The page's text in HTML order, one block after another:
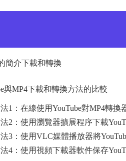
簡介下載和轉換
與MP4下載和轉換方法的比較
1：在線使用YouTube對MP4轉換
2：使用瀏覽器擴展程序下載
3：使用VLC媒體播放器將
4：使用視頻下載器軟件保存